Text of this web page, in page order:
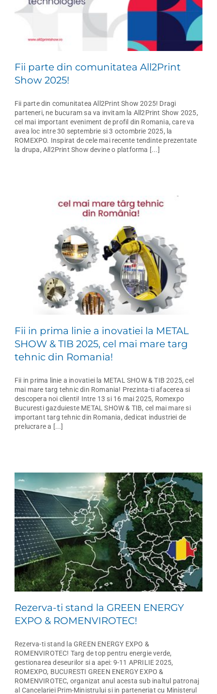
Fii parte din comunitatea All2Print
Show 2025!
Fii parte din comunitatea All2Print Show 2025! Dragi
parteneri, ne bucuram sa va invitam la All2Print Show 2025,
cel mai important eveniment de profil din Romania, care va
avea loc intre 30 septembrie si 3 octombrie 2025, la
ROMEXPO. Inspirat de cele mai recente tendinte prezentate
la drupa, All2Print Show devine o platforma [...]
Fii in prima linie a inovatiei la METAL
SHOW & TIB 2025, cel mai mare targ
tehnic din Romania!
Fii in prima linie a inovatiei la METAL SHOW & TIB 2025, cel
mai mare targ tehnic din Romania! Prezinta-ti afacerea si
descopera noi clienti! Intre 13 si 16 mai 2025, Romexpo
Bucuresti gazduieste METAL SHOW & TIB, cel mai mare si
important targ tehnic din Romania, dedicat industriei de
prelucrare a [...]
Rezerva-ti stand la GREEN ENERGY
EXPO & ROMENVIROTEC!
Rezerva-ti stand la GREEN ENERGY EXPO &
ROMENVIROTEC! Targ de top pentru energie verde,
gestionarea deseurilor si a apei: 9-11 APRILIE 2025,
ROMEXPO, BUCURESTI GREEN ENERGY EXPO &
ROMENVIROTEC, organizat anul acesta sub inaltul patronaj
al Cancelariei Prim-Ministrului si in parteneriat cu Ministerul